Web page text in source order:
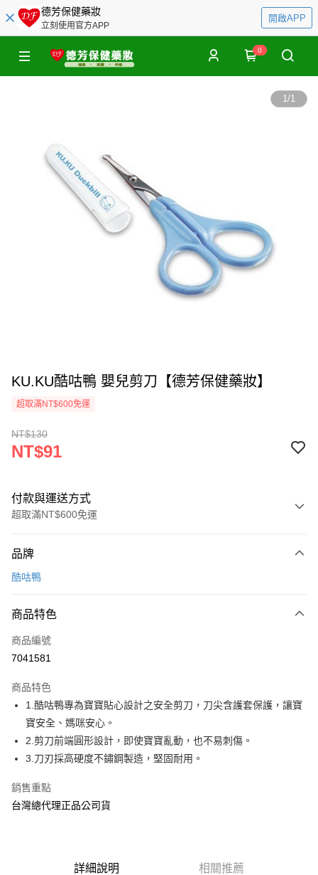
德芳保健藥妝
立刻使用官方APP
開啟APP
0
1/1
KU.KU酷咕鴨 嬰兒剪刀【德芳保健藥妝】
超取滿NT$600免運
NT$130
NT$91
付款與運送方式
超取滿NT$600免運
信用卡一次付款
LINE Pay
Apple Pay
悠遊付
AFTEE先享後付
相關說明
【關於「AFTEE先享後付」】
AFTEE先享後付是「在收到商品之後才付款」的支付方式。 讓您購物簡單
１．簡單：不需註冊會員、不需綁卡、不需儲值。
２．便利：只要手機號碼，簡訊認證，即可結帳。
結帳頁面，進行簡訊認證並確認金額後，即可完成結帳。
ATM付款
運送方式
品牌
酷咕鴨
商品特色
商品編號
7041581
商品特色
1.酷咕鴨專為寶寶貼心設計之安全剪刀，刀尖含護套保護，讓寶
寶安全、媽咪安心。
2.剪刀前端圓形設計，即使寶寶亂動，也不易刺傷。
3.刀刃採高硬度不鏽鋼製造，堅固耐用。
銷售重點
台灣總代理正品公司貨
詳細說明 相關推薦